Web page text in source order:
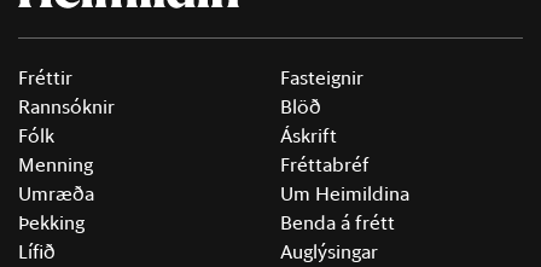
Fréttir
Rannsóknir
Fólk
Menning
Umræða
Þekking
Lífið
Fasteignir
Blöð
Áskrift
Fréttabréf
Um Heimildina
Benda á frétt
Auglýsingar